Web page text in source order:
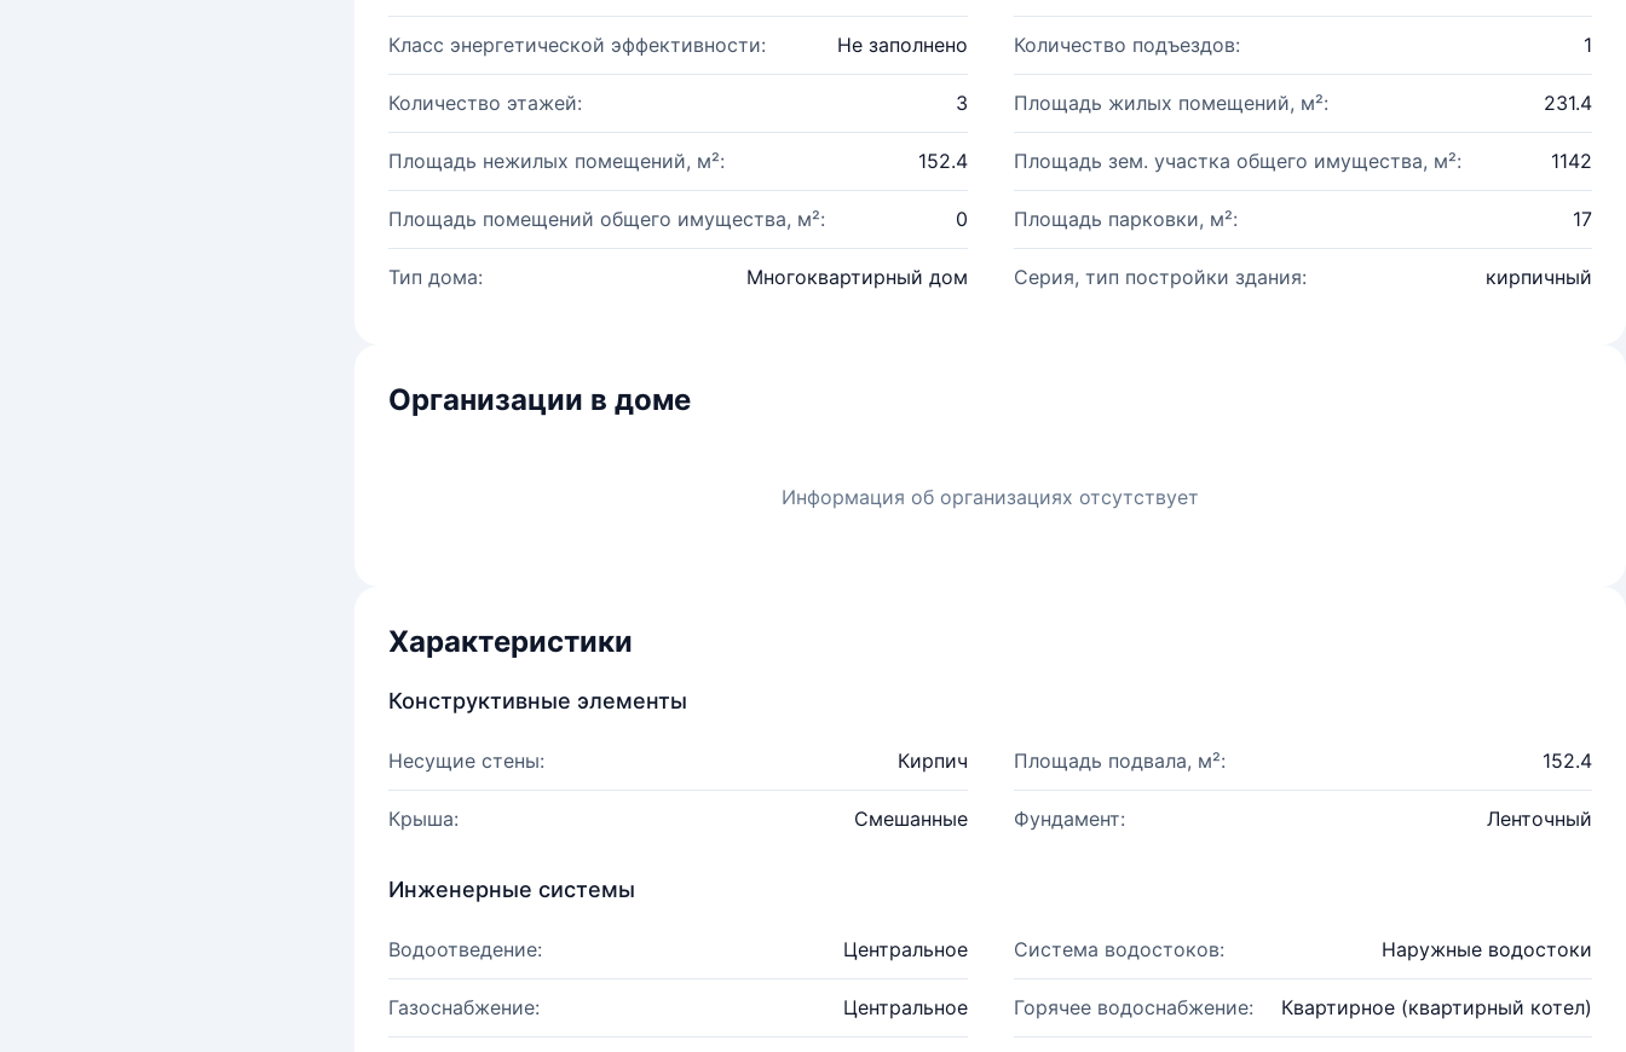
Класс энергетической эффективности: Не заполнено Количество подъездов: 1
Количество этажей: 3 Площадь жилых помещений, м²: 231.4
Площадь нежилых помещений, м²: 152.4 Площадь зем. участка общего имущества, м²: 1142
Площадь помещений общего имущества, м²: 0 Площадь парковки, м²: 17
Тип дома: Многоквартирный дом Серия, тип постройки здания: кирпичный
Организации в доме
Информация об организациях отсутствует
Характеристики
Конструктивные элементы
Несущие стены: Кирпич Площадь подвала, м²: 152.4
Крыша: Смешанные Фундамент: Ленточный
Инженерные системы
Водоотведение: Центральное Система водостоков: Наружные водостоки
Газоснабжение: Центральное Горячее водоснабжение: Квартирное (квартирный котел)